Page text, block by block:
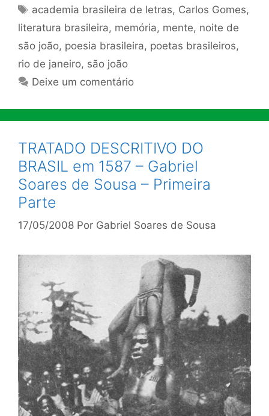
Tags
academia brasileira de letras, Carlos Gomes,
literatura brasileira, memória, mente, noite de
são joão, poesia brasileira, poetas brasileiros,
rio de janeiro, são joão
Deixe um comentário
TRATADO DESCRITIVO DO
BRASIL em 1587 – Gabriel
Soares de Sousa – Primeira
Parte
17/05/2008 Por Gabriel Soares de Sousa